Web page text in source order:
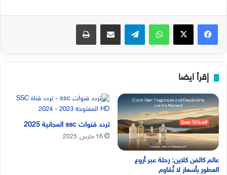
فيسبوك‫X واتساب تيلقرام مشاركة عبر البريد طباعة
إقرأ ايضا
عالم كالفن كلاين: رحلة عبر أروع
العطور بأسعار لا تُقاوم
تردد قنوات ssc المجانية 2025
16 مارس, 2025